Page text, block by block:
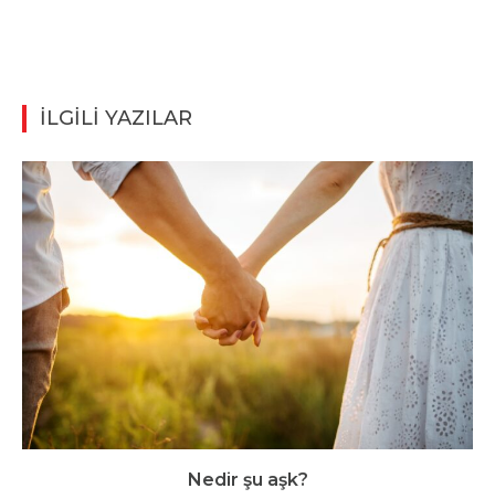
İLGİLİ YAZILAR
Nedir şu aşk?